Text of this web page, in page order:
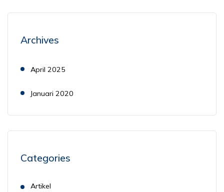
Archives
April 2025
Januari 2020
Categories
Artikel